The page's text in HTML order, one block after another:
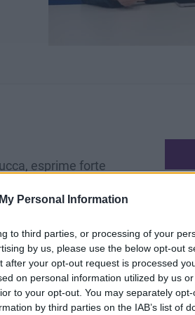
Personal Information
to third parties, or processing of your
by us, please use the below opt-out
after your opt-out request is processed
on personal information utilized by us
to your opt-out. You may separately
by third parties on the IAB’s list of
esprime forte
di un cartellone
tra comuni e
le amministrazioni
politiche”,
Isola